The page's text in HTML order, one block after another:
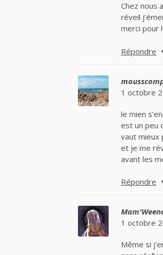
Chez nous
réveil
merci pour
Répondre
1 octobre
le mien
est un peu
vaut mieux
et je me
avant les
Répondre
1 octobre
Même si